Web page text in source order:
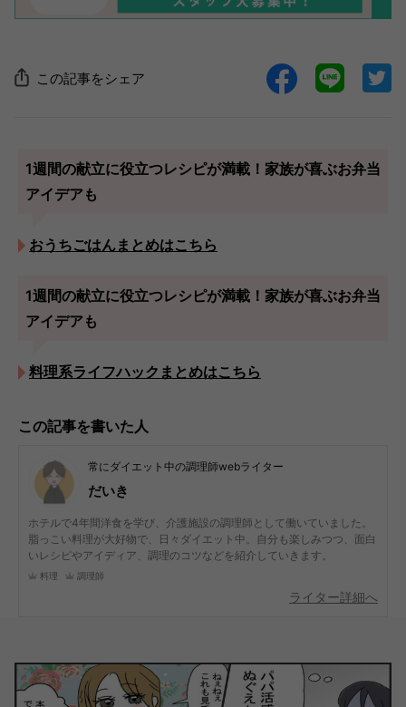
この記事をシェア
1週間の献立に役立つレシピが満載！家族が喜ぶお弁当
アイデアも
おうちごはんまとめはこちら
1週間の献立に役立つレシピが満載！家族が喜ぶお弁当
アイデアも
料理系ライフハックまとめはこちら
この記事を書いた人
常にダイエット中の調理師webライター
だいき
ホテルで4年間洋食を学び、介護施設の調理師として働いていました。
脂っこい料理が大好物で、日々ダイエット中。自分も楽しみつつ、面白
いレシピやアイディア、調理のコツなどを紹介していきます。
料理 調理師
ライター詳細へ